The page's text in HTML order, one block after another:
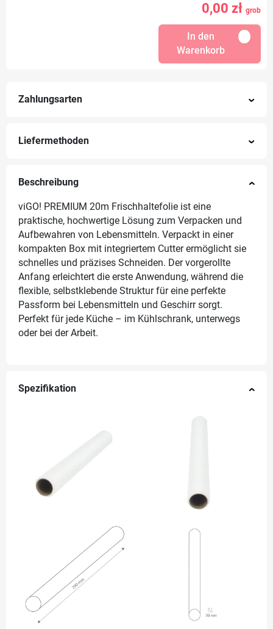
0,00 zł grob
In den
Warenkorb
Zahlungsarten
Liefermethoden
Beschreibung
viGO! PREMIUM 20m Frischhaltefolie ist eine
praktische, hochwertige Lösung zum Verpacken und
Aufbewahren von Lebensmitteln. Verpackt in einer
kompakten Box mit integriertem Cutter ermöglicht sie
schnelles und präzises Schneiden. Der vorgerollte
Anfang erleichtert die erste Anwendung, während die
flexible, selbstklebende Struktur für eine perfekte
Passform bei Lebensmitteln und Geschirr sorgt.
Perfekt für jede Küche – im Kühlschrank, unterwegs
oder bei der Arbeit.
Spezifikation